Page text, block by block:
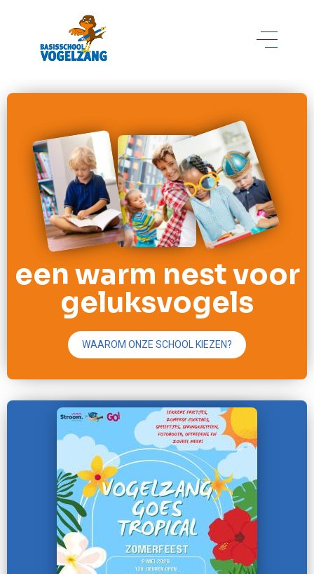
een warm nest voor
geluksvogels
WAAROM ONZE SCHOOL KIEZEN?